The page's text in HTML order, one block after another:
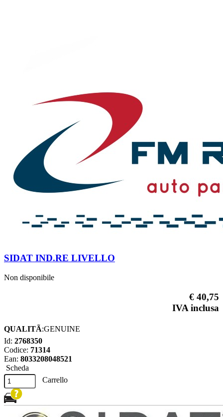
SIDAT IND.RE LIVELLO
Non disponibile
€ 40,75
IVA inclusa
QUALITÃ:GENUINE
Id: 2768350
Codice: 71314
Ean: 8033208048521
Scheda
Carrello